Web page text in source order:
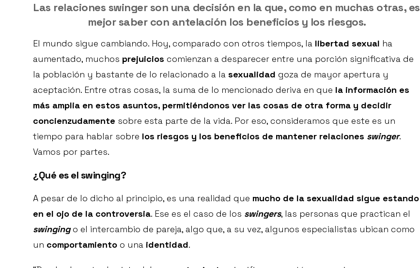
Las relaciones swinger son una decisión en la que, como en muchas otras, es
mejor saber con antelación los beneficios y los riesgos.
El mundo sigue cambiando. Hoy, comparado con otros tiempos, la libertad sexual ha
aumentado, muchos prejuicios comienzan a desparecer entre una porción significativa de
la población y bastante de lo relacionado a la sexualidad goza de mayor apertura y
aceptación. Entre otras cosas, la suma de lo mencionado deriva en que la información es
más amplia en estos asuntos, permitiéndonos ver las cosas de otra forma y decidir
concienzudamente sobre esta parte de la vida. Por eso, consideramos que este es un
tiempo para hablar sobre los riesgos y los beneficios de mantener relaciones swinger.
Vamos por partes.
¿Qué es el swinging?
A pesar de lo dicho al principio, es una realidad que mucho de la sexualidad sigue estando
en el ojo de la controversia. Ese es el caso de los swingers, las personas que practican el
swingingo el intercambio de pareja, algo que, a su vez, algunos especialistas ubican como
un comportamiento o una identidad.